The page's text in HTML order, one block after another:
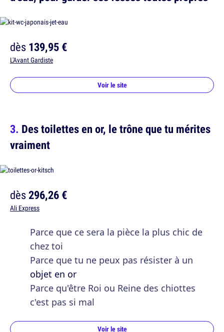
dès139,95 €
L'Avant Gardiste
Voir le site
Des toilettes en or, le trône que tu mérites
vraiment
dès296,26 €
Ali Express
Parce que ce sera la pièce la plus chic de
chez toi
Parce que tu ne peux pas résister à un
objet en or
Parce qu'être Roi ou Reine des chiottes
c'est pas si mal
Voir le site